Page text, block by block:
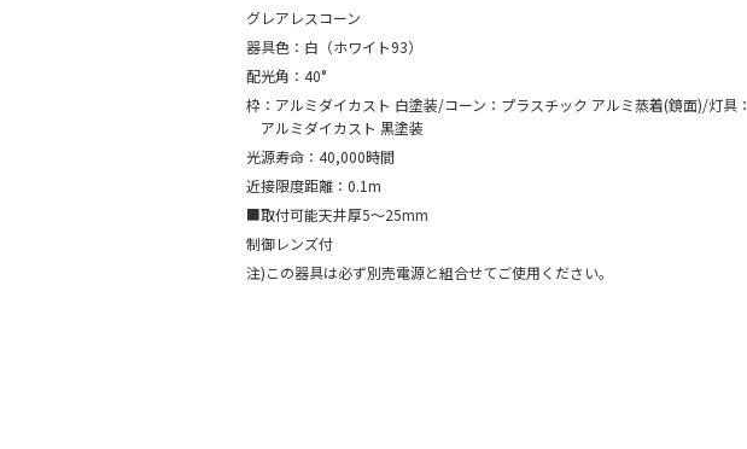
グレアレスコーン
器具色：白（ホワイト93）
配光角：40°
枠：アルミダイカスト 白塗装/コーン：プラスチック アルミ蒸着(鏡面)/灯具：
アルミダイカスト 黒塗装
光源寿命：40,000時間
近接限度距離：0.1m
■取付可能天井厚5～25mm
制御レンズ付
注)この器具は必ず別売電源と組合せてご使用ください。